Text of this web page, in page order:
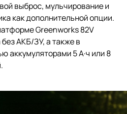
выброс, мульчирование и
как дополнительной опции.
Greenworks 82V
АКБ/ЗУ, а также в
аккумуляторами 5 А·ч или 8